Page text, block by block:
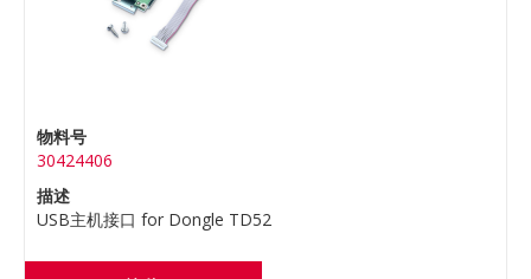
物料号
30424406
描述
USB主机接口 for Dongle TD52